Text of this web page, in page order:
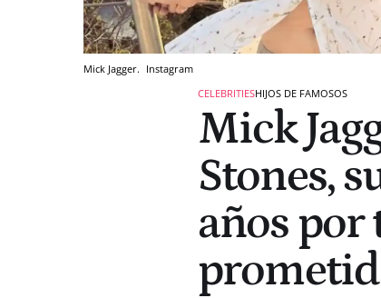
Mick Jagger. Instagram
CELEBRITIESHIJOS DE FAMOSOS
Mick
Stones,
años por